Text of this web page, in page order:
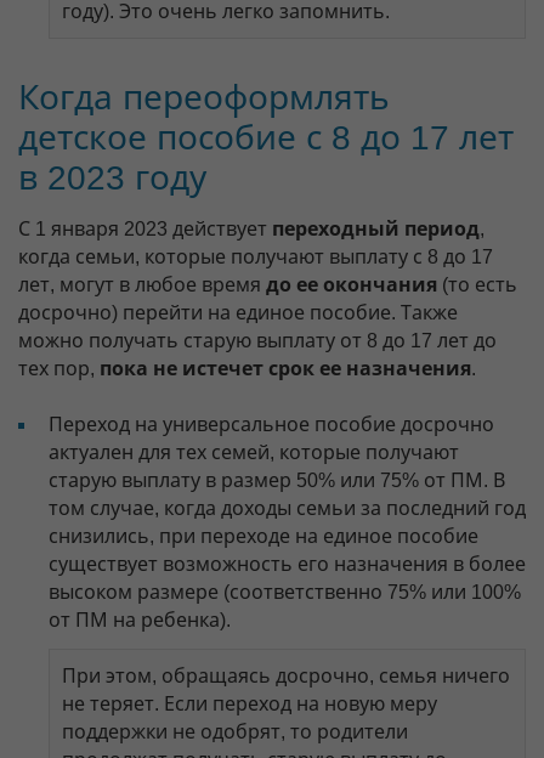
году). Это очень легко запомнить.
Когда переоформлять
детское пособие с 8 до 17 лет
в 2023 году
С 1 января 2023 действует переходный период,
когда семьи, которые получают выплату с 8 до 17
лет, могут в любое время до ее окончания (то есть
досрочно) перейти на единое пособие. Также
можно получать старую выплату от 8 до 17 лет до
тех пор, пока не истечет срок ее назначения.
Переход на универсальное пособие досрочно
актуален для тех семей, которые получают
старую выплату в размер 50% или 75% от ПМ. В
том случае, когда доходы семьи за последний год
снизились, при переходе на единое пособие
существует возможность его назначения в более
высоком размере (соответственно 75% или 100%
от ПМ на ребенка).
При этом, обращаясь досрочно, семья ничего
не теряет. Если переход на новую меру
поддержки не одобрят, то родители